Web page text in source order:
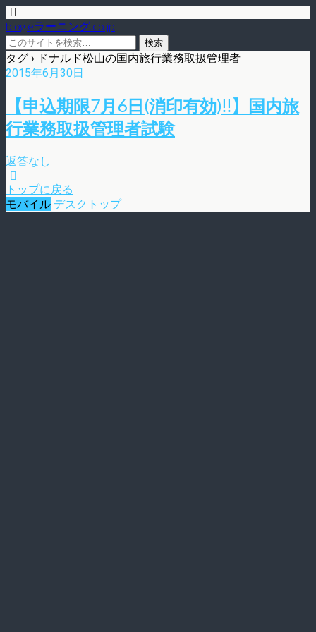
blog.eラーニング.co.jp
タグ › ドナルド松山の国内旅行業務取扱管理者
2015年6月30日
【申込期限7月6日(消印有効)!!】国内旅
行業務取扱管理者試験
返答なし
トップに戻る
モバイル デスクトップ